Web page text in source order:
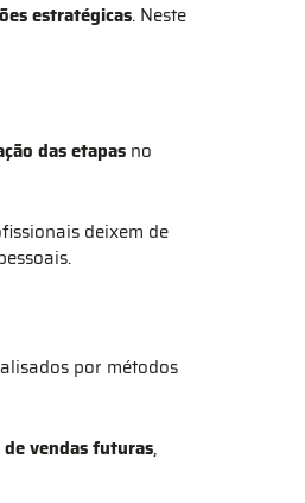
estratégicas. Neste
das etapas no
deixem de
por métodos
vendas futuras,